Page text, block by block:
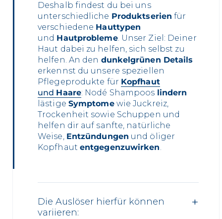
Deshalb findest du bei uns
unterschiedliche Produktserien für
verschiedene Hauttypen
und Hautprobleme. Unser Ziel: Deiner
Haut dabei zu helfen, sich selbst zu
helfen. An den dunkelgrünen Details
erkennst du unsere speziellen
Pflegeprodukte für Kopfhaut
und Haare: Nodé Shampoos lindern
lästige Symptomewie Juckreiz,
Trockenheit sowie Schuppen und
helfen dir auf sanfte, natürliche
Weise, Entzündungen und öliger
Kopfhaut entgegenzuwirken.
Die Auslöser hierfür können
variieren: